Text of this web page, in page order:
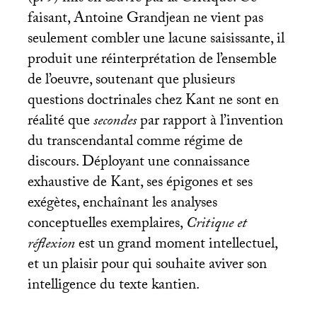
faisant, Antoine Grandjean ne vient pas
seulement combler une lacune saisissante, il
produit une réinterprétation de l’ensemble
de l’oeuvre, soutenant que plusieurs
questions doctrinales chez Kant ne sont en
réalité quesecondespar rapport à l’invention
du transcendantal comme régime de
discours. Déployant une connaissance
exhaustive de Kant, ses épigones et ses
exégètes, enchaînant les analyses
conceptuelles exemplaires,Critique et
réflexionest un grand moment intellectuel,
et un plaisir pour qui souhaite aviver son
intelligence du texte kantien.